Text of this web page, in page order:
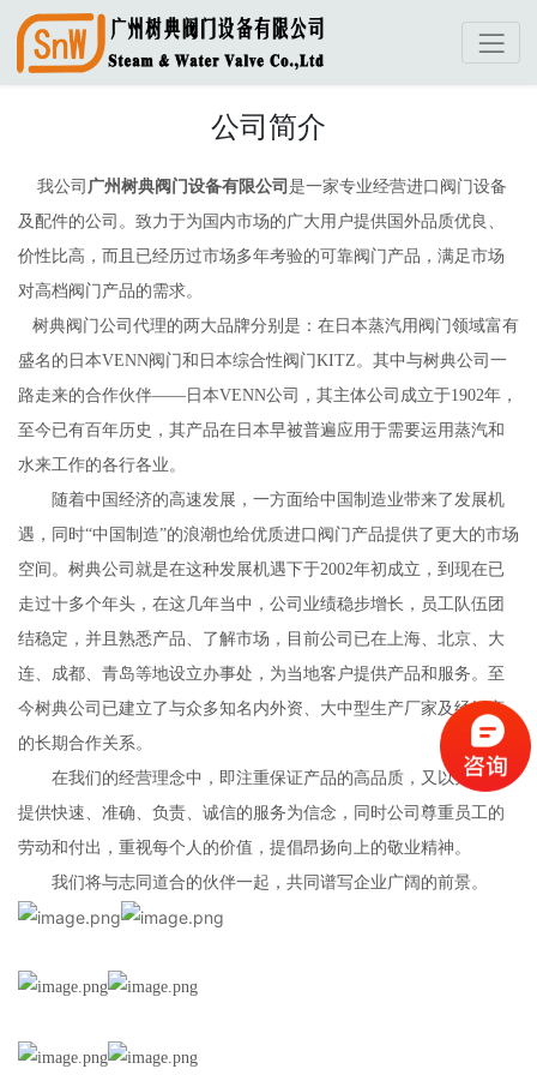
公司简介
我公司 广州树典阀门设备有限公司 是一家专业经营进口阀门设备
及配件的公司。致力于为国内市场的广大用户提供国外品质优良、
价性比高，而且已经历过市场多年考验的可靠阀门产品，满足市场
对高档阀门产品的需求。
树典阀门公司代理的两大品牌分别是：在日本蒸汽用阀门领域富有
盛名的日本VENN阀门和日本综合性阀门KITZ。其中与树典公司一
路走来的合作伙伴——日本VENN公司，其主体公司成立于1902年，
至今已有百年历史，其产品在日本早被普遍应用于需要运用蒸汽和
水来工作的各行各业。
随着中国经济的高速发展，一方面给中国制造业带来了发展机
遇，同时“中国制造”的浪潮也给优质进口阀门产品提供了更大的市场
空间。树典公司就是在这种发展机遇下于2002年初成立，到现在已
走过十多个年头，在这几年当中，公司业绩稳步增长，员工队伍团
结稳定，并且熟悉产品、了解市场，目前公司已在上海、北京、大
连、成都、青岛等地设立办事处，为当地客户提供产品和服务。至
今树典公司已建立了与众多知名内外资、大中型生产厂家及经销商
的长期合作关系。
在我们的经营理念中，即注重保证产品的高品质，又以为客户
提供快速、准确、负责、诚信的服务为信念，同时公司尊重员工的
劳动和付出，重视每个人的价值，提倡昂扬向上的敬业精神。
我们将与志同道合的伙伴一起，共同谱写企业广阔的前景。